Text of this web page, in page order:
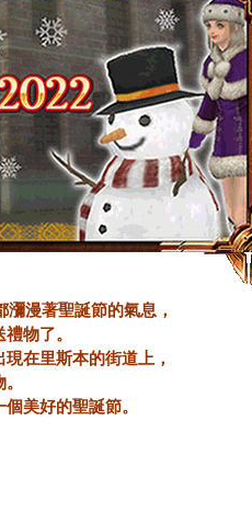
漫著聖誕節的氣息，
物了。
在里斯本的街道上，
美好的聖誕節。